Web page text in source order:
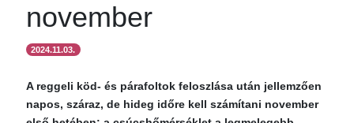
november
2024.11.03.
A reggeli köd- és párafoltok feloszlása után jellemzően
napos, száraz, de hideg időre kell számítani november